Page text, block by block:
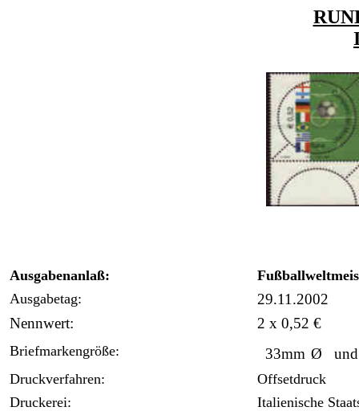
Ausgabenanlaß:
Ausgabetag:
29.11.2002
Nennwert:
2 x 0,52 €
Briefmarkengröße: 33mm Ø und
Druckverfahren:
Offsetdruck
Druckerei:
Italienische